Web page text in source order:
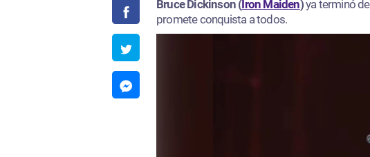
Bruce Dickinson (Iron Maiden)ya terminó
promete conquista a todos.